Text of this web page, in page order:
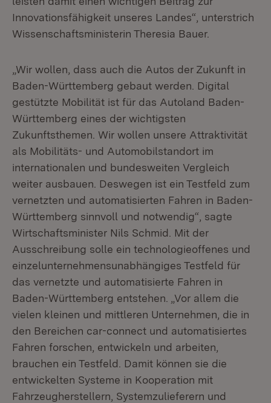
Innovationsfähigkeit unseres Landes“, unterstrich
Wissenschaftsministerin Theresia Bauer.
„Wir wollen, dass auch die Autos der Zukunft in
Baden-Württemberg gebaut wer­den. Digital
gestützte Mobilität ist für das Autoland Baden-
Württemberg eines der wichtigsten
Zukunftsthemen. Wir wollen unsere Attraktivität
als Mobilitäts- und Automobilstandort im
internationalen und bundesweiten Vergleich
weiter aus­bauen. Deswegen ist ein Testfeld zum
vernetzten und automatisierten Fahren in Baden-
Württemberg sinnvoll und notwendig“, sagte
Wirtschaftsminister Nils Schmid. Mit der
Ausschreibung solle ein technologieoffenes und
einzelunternehmensunabhängiges Testfeld für
das vernetzte und automatisierte Fahren in
Baden-Württemberg entstehen. „Vor allem die
vielen kleinen und mittleren Un­ternehmen, die in
den Bereichen car-connect und automatisiertes
Fahren for­schen, entwickeln und arbeiten,
brauchen ein Testfeld. Damit können sie die
entwickelten Systeme in Kooperation mit
Fahrzeugherstellern, Systemzulieferern und